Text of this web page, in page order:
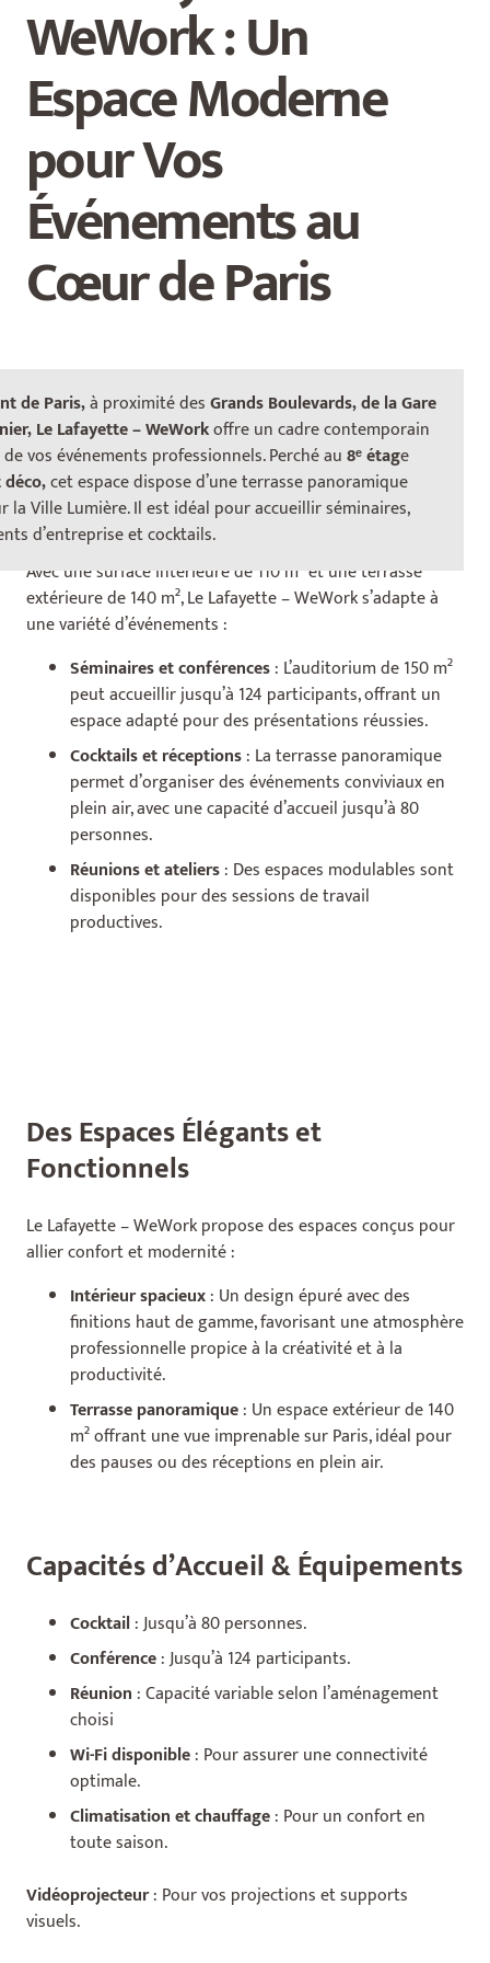
WeWork : Un
Espace Moderne
pour Vos
Événements au
Cœur de Paris
de Paris,à proximité desGrands Boulevards, de la Gare
Le Lafayette – WeWorkoffre un cadre contemporain
vos événements professionnels. Perché au8ᵉ étage
cet espace dispose d’une terrasse panoramique
Ville Lumière. Il est idéal pour accueillir séminaires,
d’entreprise et cocktails.
Un Lieu Polyvalent pour Tous Vos
Événements
Avec une surface intérieure de 110 m² et une terrasse
extérieure de 140 m², Le Lafayette – WeWork s’adapte à
une variété d’événements :
Séminaires et conférences: L’auditorium de 150 m²
peut accueillir jusqu’à 124 participants, offrant un
espace adapté pour des présentations réussies.
Cocktails et réceptions: La terrasse panoramique
permet d’organiser des événements conviviaux en
plein air, avec une capacité d’accueil jusqu’à 80
personnes.
Réunions et ateliers: Des espaces modulables sont
disponibles pour des sessions de travail
productives.
Des Espaces Élégants et
Fonctionnels
Le Lafayette – WeWork propose des espaces conçus pour
allier confort et modernité :
Intérieur spacieux: Un design épuré avec des
finitions haut de gamme, favorisant une atmosphère
professionnelle propice à la créativité et à la
productivité.
Terrasse panoramique: Un espace extérieur de 140
m² offrant une vue imprenable sur Paris, idéal pour
des pauses ou des réceptions en plein air.
Capacités d’Accueil & Équipements
Cocktail: Jusqu’à 80 personnes.
Conférence: Jusqu’à 124 participants.
Réunion : Capacité variable selon l’aménagement
choisi
Wi-Fi disponible: Pour assurer une connectivité
optimale.
Climatisation et chauffage: Pour un confort en
toute saison.
Vidéoprojecteur: Pour vos projections et supports
visuels.